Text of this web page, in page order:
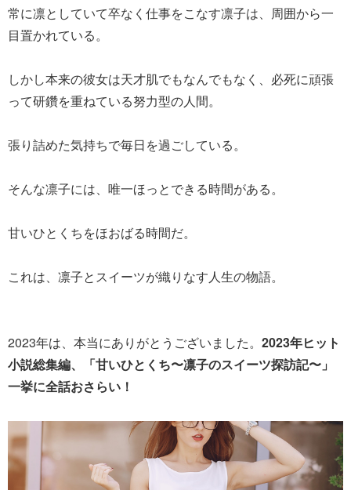
常に凛としていて卒なく仕事をこなす凛子は、周囲から一
目置かれている。
しかし本来の彼女は天才肌でもなんでもなく、必死に頑張
って研鑽を重ねている努力型の人間。
張り詰めた気持ちで毎日を過ごしている。
そんな凛子には、唯一ほっとできる時間がある。
甘いひとくちをほおばる時間だ。
これは、凛子とスイーツが織りなす人生の物語。
2023年は、本当にありがとうございました。 2023年ヒット
小説総集編、「甘いひとくち〜凛子のスイーツ探訪記〜」
一挙に全話おさらい！